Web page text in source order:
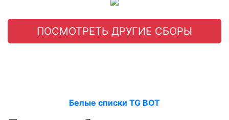
ПОСМОТРЕТЬ ДРУГИЕ СБОРЫ
Белые списки TG BOT